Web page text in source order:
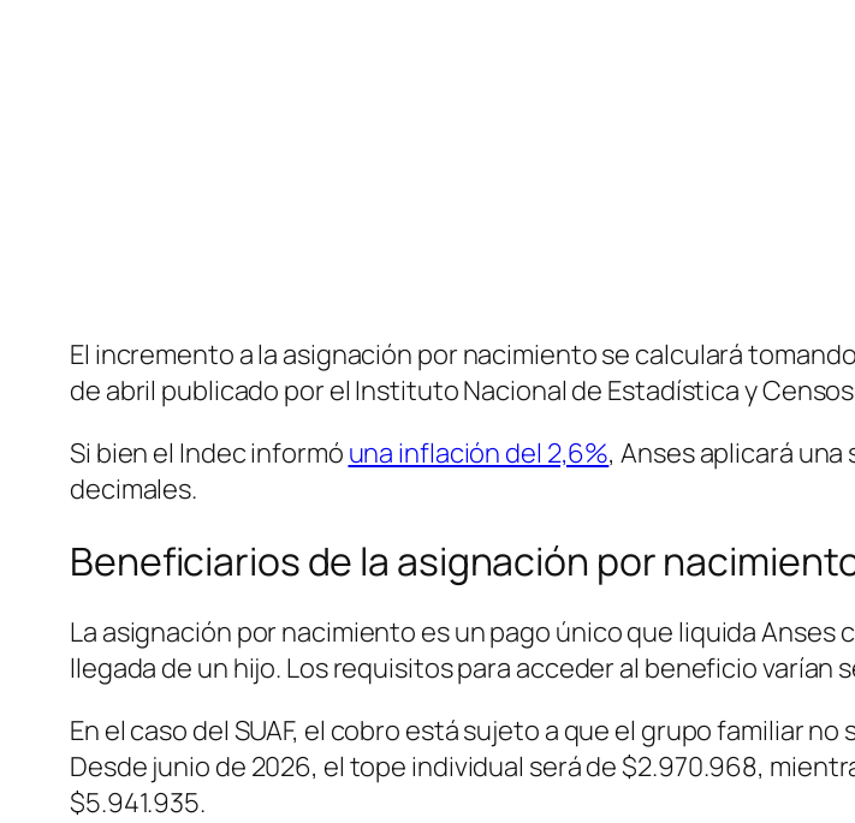
El incremento a la asignación por nacimiento se calculará
de abril publicado por el Instituto Nacional de Estadística y
Si bien el Indec informó una inflación del 2,6%, Anses aplicará
decimales.
Beneficiarios de la asignación por
La asignación por nacimiento es un pago único que liquida
llegada de un hijo. Los requisitos para acceder al beneficio varían
En el caso del SUAF, el cobro está sujeto a que el grupo familiar no
Desde junio de 2026, el tope individual será de $2.970.968,
$5.941.935.